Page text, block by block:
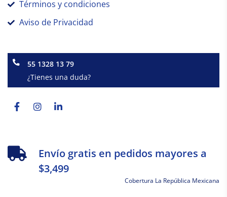
Términos y condiciones
Aviso de Privacidad
55 1328 13 79
¿Tienes una duda?
f
Envío gratis en pedidos mayores a
$3,499
Cobertura La República Mexicana